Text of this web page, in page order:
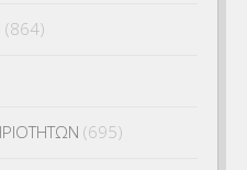
(864)
(695)